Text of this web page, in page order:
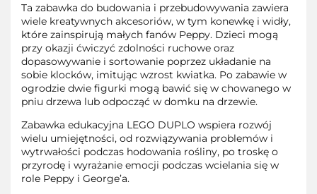
Ta zabawka do budowania i przebudowywania zawiera
wiele kreatywnych akcesoriów, w tym konewkę i widły,
które zainspirują małych fanów Peppy. Dzieci mogą
przy okazji ćwiczyć zdolności ruchowe oraz
dopasowywanie i sortowanie poprzez układanie na
sobie klocków, imitując wzrost kwiatka. Po zabawie w
ogrodzie dwie figurki mogą bawić się w chowanego w
pniu drzewa lub odpocząć w domku na drzewie.
Zabawka edukacyjna LEGO DUPLO wspiera rozwój
wielu umiejętności, od rozwiązywania problemów i
wytrwałości podczas hodowania rośliny, po troskę o
przyrodę i wyrażanie emocji podczas wcielania się w
role Peppy i George’a.